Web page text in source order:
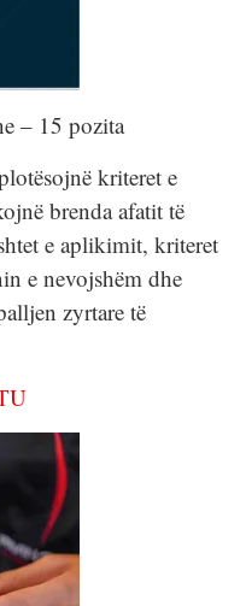
– 15 pozita
kriteret e
brenda afatit të
e aplikimit, kriteret
e nevojshëm dhe
zyrtare të